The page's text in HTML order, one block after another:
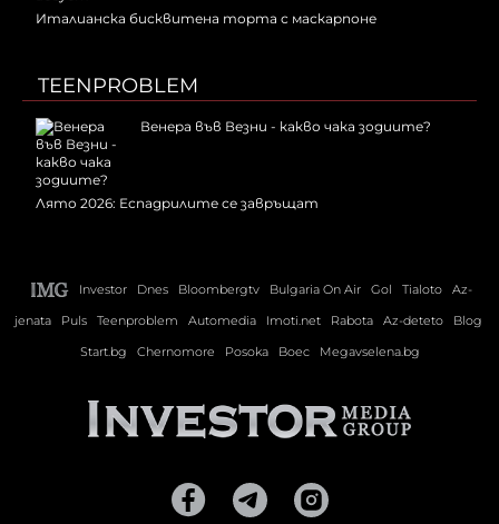
Италианска бисквитена торта с маскарпоне
TEENPROBLEM
Венера във Везни - какво чака зодиите?
Лято 2026: Еспадрилите се завръщат
Investor Dnes Bloombergtv Bulgaria On Air Gol Tialoto
Az-
jenata
Puls Teenproblem Automedia Imoti.net Rabota Az-deteto
Blog
Start.bg
Chernomore Posoka Boec Megavselena.bg